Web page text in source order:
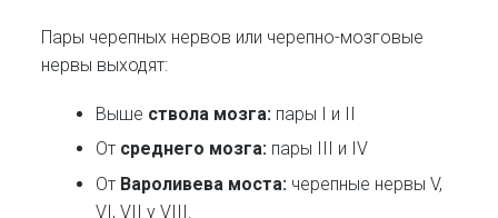
Пары черепных нервов или черепно-мозговые
нервы выходят:
Выше ствола мозга: пары I и II
От среднего мозга: пары III и IV
От Вароливева моста: черепные нервы V,
VI, VII y VIII.